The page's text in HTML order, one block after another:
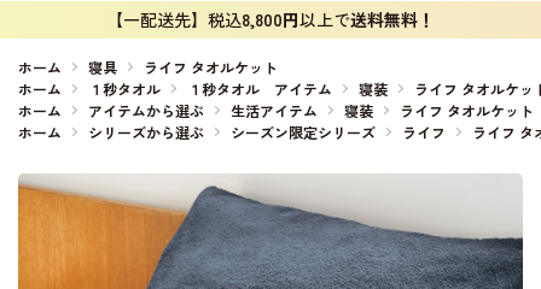
【一配送先】税込8,800円以上で送料無料！
ホーム 寝具
ライフ タオルケット
ホーム
１秒タオル １秒タオル アイテム 寝装
ライフ タオルケッ
ホーム
アイテムから選ぶ 生活アイテム 寝装
ライフ タオルケット
ホーム
シリーズから選ぶ シーズン限定シリーズ ライフ ライフ タ